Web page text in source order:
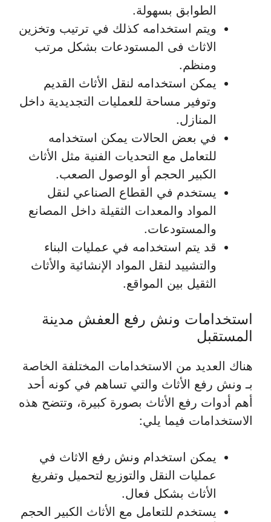
الطوابق بسهولة.
ويتم استخدامه كذلك في ترتيب وتخزين
الاثاث فى المستودعات بشكل مرتب
ومنظم.
يمكن استخدامه لنقل الأثاث القديم
وتوفير مساحة للعمليات التجديدية داخل
المنازل.
في بعض الحالات يمكن استخدامه
للتعامل مع التحديات الفنية مثل الأثاث
الكبير الحجم أو الوصول الصعب.
يستخدم في القطاع الصناعي لنقل
المواد والمعدات الثقيلة داخل المصانع
والمستودعات.
قد يتم استخدامه في عمليات البناء
والتشييد لنقل المواد الإنشائية والأثاث
الثقيل بين المواقع.
استخدامات ونش رفع العفش مدينة
المستقبل
هناك العديد من الاستخدامات المختلفة الخاصة
بـ ونش رفع الأثاث والتي تساهم في كونه أحد
أهم أدوات رفع الأثاث بصورة كبيرة، وتتضح هذه
الاستخدامات فيما يلي:
يمكن استخدام ونش رفع الاثاث في
عمليات النقل والتوزيع لتحميل وتفريغ
الأثاث بشكل فعال.
يستخدم للتعامل مع الأثاث الكبير الحجم